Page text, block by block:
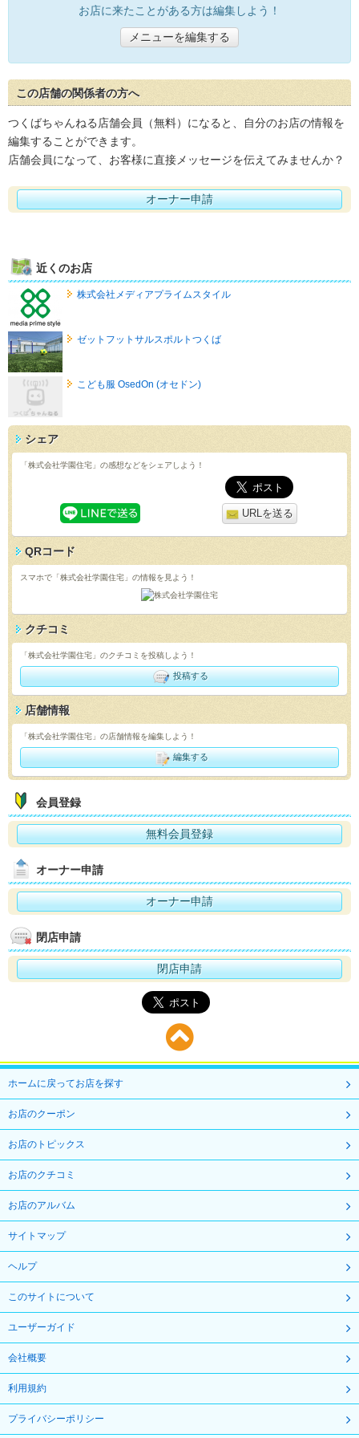
お店に来たことがある方は編集しよう！
メニューを編集する
この店舗の関係者の方へ
つくばちゃんねる店舗会員（無料）になると、自分のお店の情報を
編集することができます。
店舗会員になって、お客様に直接メッセージを伝えてみませんか？
オーナー申請
近くのお店
株式会社メディアプライムスタイル
ゼットフットサルスポルトつくば
こども服 OsedOn (オセドン)
シェア
「株式会社学園住宅」の感想などをシェアしよう！
URLを送る
QRコード
スマホで「株式会社学園住宅」の情報を見よう！
クチコミ
「株式会社学園住宅」のクチコミを投稿しよう！
投稿する
店舗情報
「株式会社学園住宅」の店舗情報を編集しよう！
編集する
会員登録
無料会員登録
オーナー申請
オーナー申請
閉店申請
閉店申請
ホームに戻ってお店を探す
お店のクーポン
お店のトピックス
お店のクチコミ
お店のアルバム
サイトマップ
ヘルプ
このサイトについて
ユーザーガイド
会社概要
利用規約
プライバシーポリシー